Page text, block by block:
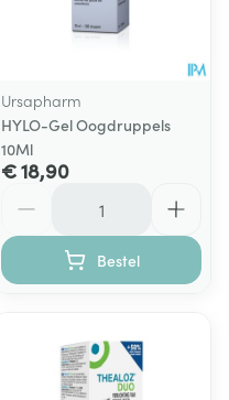
Ursapharm
HYLO-Gel Oogdruppels
10Ml
€ 18,90
Bestel